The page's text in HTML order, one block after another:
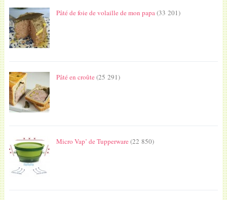
Pâté de foie de volaille de mon papa(33 201)
Pâté en croûte(25 291)
Micro Vap’ de Tupperware(22 850)